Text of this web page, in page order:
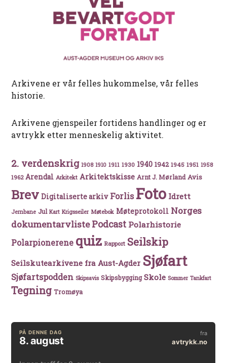
Arkivene er vår felles hukommelse, vår felles
historie.
Arkivene gjenspeiler fortidens handlinger og er
avtrykk etter menneskelig aktivitet.
2. verdenskrig 1908 1910 1911 1930 1940 1942 1945 1951 1958
1962 Arendal Arkitekt Arkitektskisse Arnt J. Mørland Avis
Brev Digitaliserte arkiv Forlis Foto Idrett
Jernbane Jul Kart Krigsseiler Møtebok Møteprotokoll Norges
dokumentarvlistePodcast Polarhistorie
Polarpionerene quiz Rapport Seilskip
Seilskutearkivene fra Aust-Agder Sjøfart
Sjøfartspodden Skipsavis Skipsbygging Skole Sommer Tankfart
Tegning Tromøya